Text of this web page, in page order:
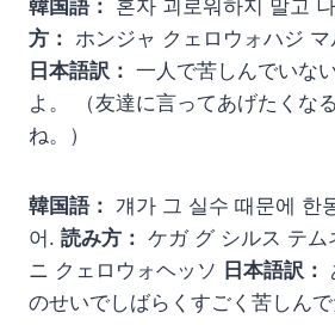
韓国語： 혼자 괴로워하지 말고
方： ホンジャ クェロウォハジ
日本語訳： 一人で苦しんでいな
よ。 （友達に言ってあげたくな
ね。）
韓国語： 걔가 그 실수 때문에 한
어. 読み方： ケガ グ シルス テ
ニ クェロウォヘッソ 日本語訳：
のせいでしばらくすごく苦しんで